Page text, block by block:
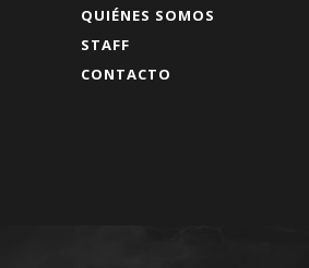
QUIÉNES SOMOS
STAFF
CONTACTO